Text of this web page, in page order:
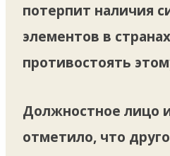
потерпит наличия
элементов в
противостоять
Должностное лицо
отметило, что